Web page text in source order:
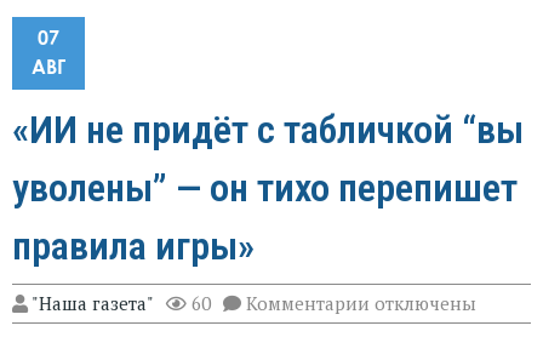
07
АВГ
«ИИ не придёт с табличкой “вы
уволены” — он тихо перепишет
правила игры»
"Наша газета" 60 Комментарии к
записи
отключены